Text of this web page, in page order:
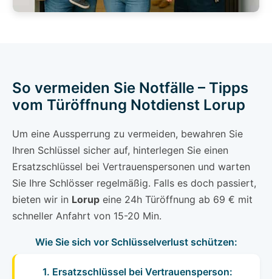
So vermeiden Sie Notfälle – Tipps
vom Türöffnung Notdienst Lorup
Um eine Aussperrung zu vermeiden, bewahren Sie
Ihren Schlüssel sicher auf, hinterlegen Sie einen
Ersatzschlüssel bei Vertrauenspersonen und warten
Sie Ihre Schlösser regelmäßig. Falls es doch passiert,
bieten wir in Lorup eine 24h Türöffnung ab 69 € mit
schneller Anfahrt von 15-20 Min.
Wie Sie sich vor Schlüsselverlust schützen:
1. Ersatzschlüssel bei Vertrauensperson: